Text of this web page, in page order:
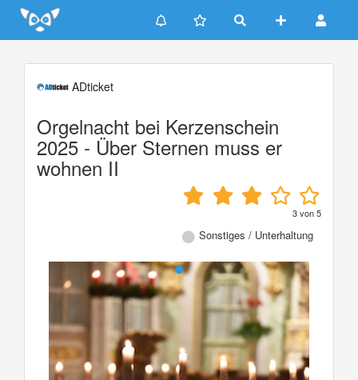
Update cookies preferences
ADticket
Orgelnacht bei Kerzenschein
2025 - Über Sternen muss er
wohnen II
3von5
Sonstiges / Unterhaltung